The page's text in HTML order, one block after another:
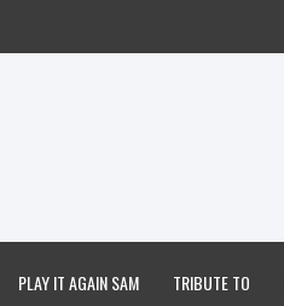
PLAY IT AGAIN SAM TRIBUTE TO